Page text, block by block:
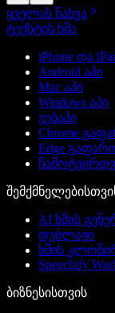
ყველას ნახვა
ტექსტის ხმა
iPhone და
Android აპი
Mac აპი
Windows აპი
ვებაპი
Chrome
Edge
AI ხმის
დუბლაჟი
ხმის
Speechify
ბიზნესისთვის